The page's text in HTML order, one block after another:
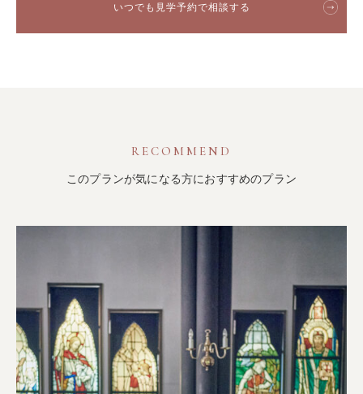
いつでも見学予約で相談する
RECOMMEND
このプランが気になる方におすすめのプラン